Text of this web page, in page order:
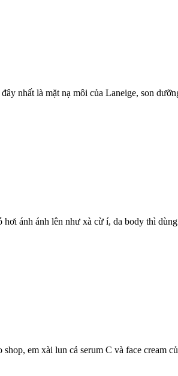
nhất là mặt nạ môi của Laneige, son
ánh ánh lên như xà cừ í, da body thì
em xài lun cả serum C và face cream